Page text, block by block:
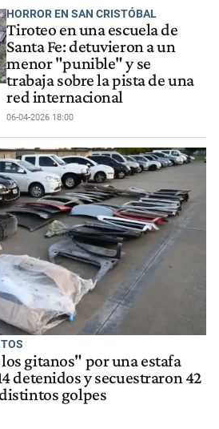
HORROR EN SAN CRISTÓBAL
Tiroteo en una escuela de
Santa Fe: detuvieron a un
menor "punible" y se
trabaja sobre la pista de una
red internacional
06-04-2026 18:00
gitanos" por una estafa
detenidos y secuestraron 42
golpes